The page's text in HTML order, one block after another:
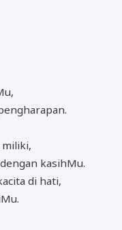
miliki,
kasihMu.
di hati,